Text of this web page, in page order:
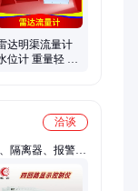
达明渠流量计
位计 重量轻 厂
洽谈
隔离器、报警
电流电压、脉
温度、温度压